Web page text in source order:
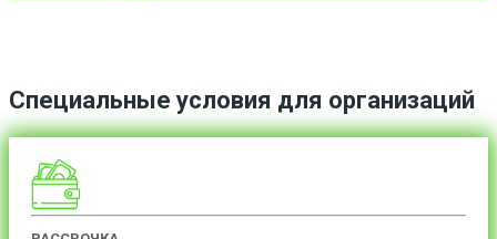
Специальные условия для организаций